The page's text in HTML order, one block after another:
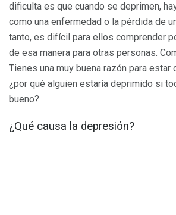
dificulta es que cuando se deprimen,
como una enfermedad o la pérdida de
tanto, es difícil para ellos comprender
de esa manera para otras personas.
Tienes una muy buena razón para estar
¿por qué alguien estaría deprimido si
bueno?
¿Qué causa la depresión?